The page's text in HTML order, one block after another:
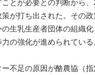
とが必要との判断から、
が打ち出された。その
生乳生産者団体の組織
の強化が進められている
不足の原因が酪農協（